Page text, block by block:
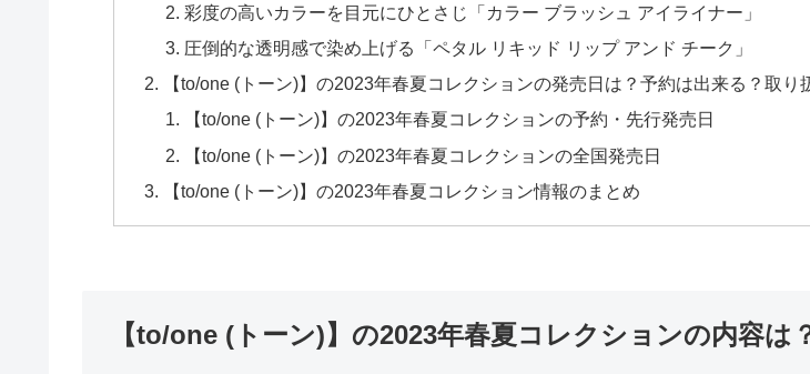
彩度の高いカラーを目元にひとさじ「カラー ブラッシュ アイライナー」
圧倒的な透明感で染め上げる「ペタル リキッド リップ アンド チーク」
【to/one (トーン)】の2023年春夏コレクションの発売日は？予約は出来る？取り
【to/one (トーン)】の2023年春夏コレクションの予約・先行発売日
【to/one (トーン)】の2023年春夏コレクションの全国発売日
【to/one (トーン)】の2023年春夏コレクション情報のまとめ
【to/one (トーン)】の2023年春夏コレクションの内容は